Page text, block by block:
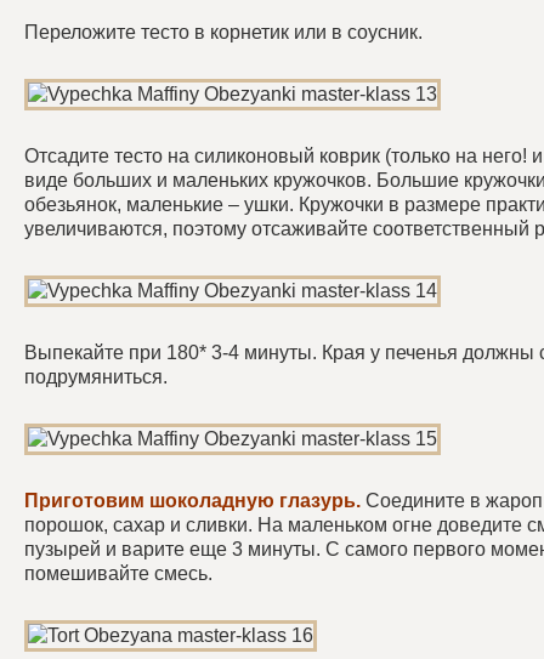
Переложите тесто в корнетик или в соусник.
Отсадите тесто на силиконовый коврик (только на него!
виде больших и маленьких кружочков. Большие
обезьянок, маленькие – ушки. Кружочки в размере
увеличиваются, поэтому отсаживайте соответственный
Выпекайте при 180* 3-4 минуты. Края у печенья должны
подрумяниться.
Приготовим шоколадную глазурь. Соедините в
порошок, сахар и сливки. На маленьком огне доведите
пузырей и варите еще 3 минуты. С самого первого
помешивайте смесь.